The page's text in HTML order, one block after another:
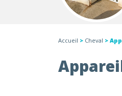
Accueil > Cheval >